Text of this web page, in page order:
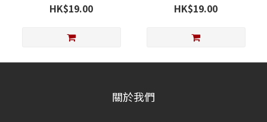
HK$19.00 HK$19.00
關於我們